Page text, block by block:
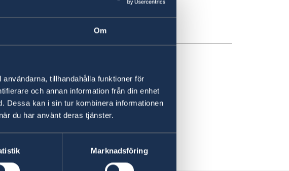
Om
tillhandahålla funktioner för
och annan information från din enhet
Dessa kan i sin tur kombinera informationen
du har använt deras tjänster.
Marknadsföring
händelser att rapportera.